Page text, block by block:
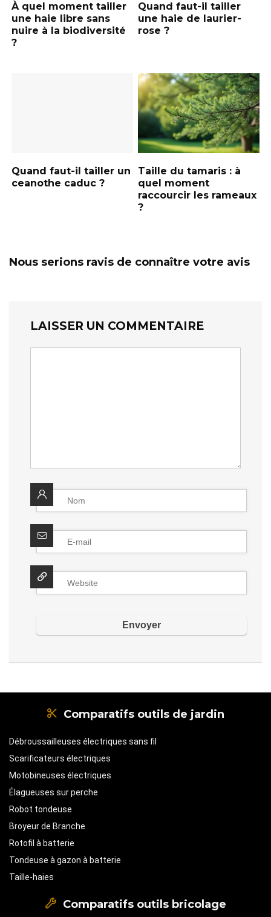
À quel moment tailler
une haie libre sans
nuire à la biodiversité
?
Quand faut-il tailler
une haie de laurier-
rose ?
Quand faut-il tailler un
ceanothe caduc ?
Taille du tamaris : à
quel moment
raccourcir les rameaux
?
Nous serions ravis de connaître votre avis
LAISSER UN COMMENTAIRE
Comparatifs outils de jardin
Débroussailleuses électriques sans fil
Scarificateurs électriques
Motobineuses électriques
Élagueuses sur perche
Robot tondeuse
Broyeur de Branche
Rotofil à batterie
Tondeuse à gazon à batterie
Taille-haies
Comparatifs outils bricolage